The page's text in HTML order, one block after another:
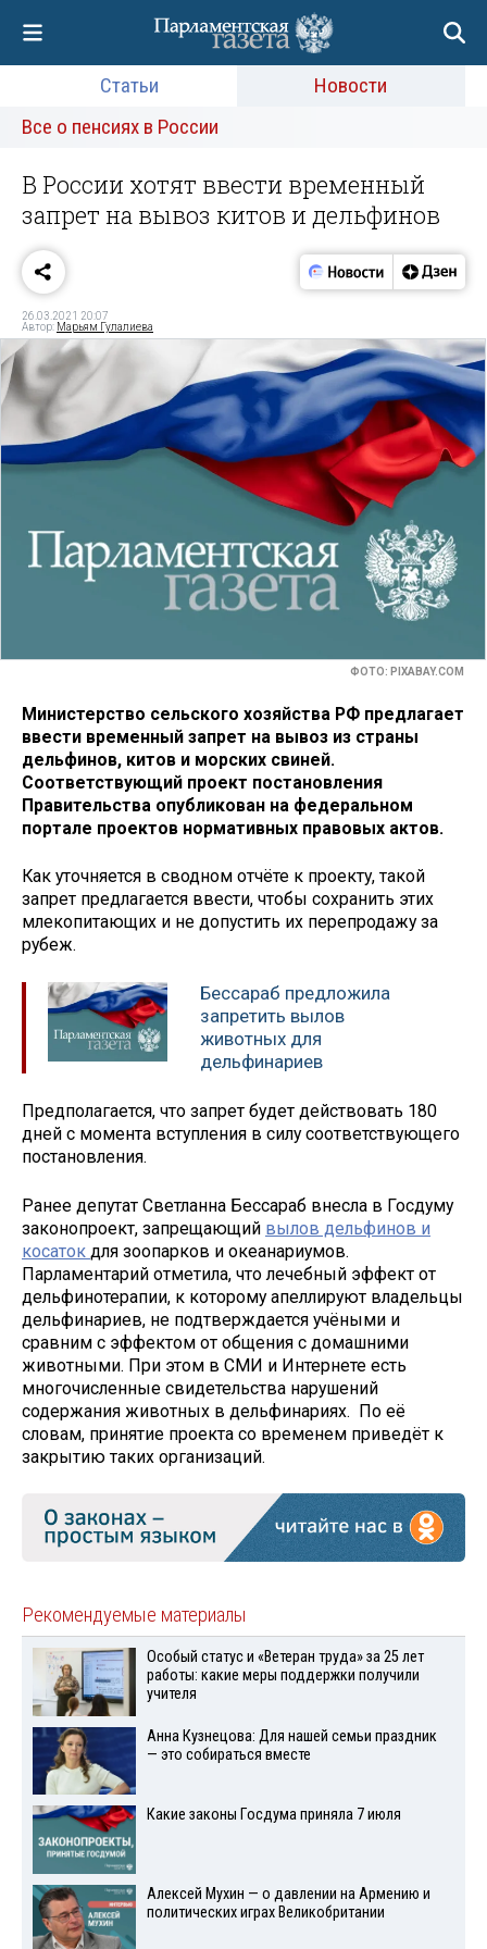
Статьи
Новости
Все о пенсиях в России
В России хотят ввести временный
запрет на вывоз китов и дельфинов
26.03.2021 20:07
Автор: Марьям Гулалиева
ФОТО: PIXABAY.COM
Министерство сельского хозяйства РФ предлагает
ввести временный запрет на вывоз из страны
дельфинов, китов и морских свиней.
Соответствующий проект постановления
Правительства опубликован на федеральном
портале проектов нормативных правовых актов.
Как уточняется в сводном отчёте к проекту, такой
запрет предлагается ввести, чтобы сохранить этих
млекопитающих и не допустить их перепродажу за
рубеж.
Бессараб предложила
запретить вылов
животных для
дельфинариев
Предполагается, что запрет будет действовать 180
дней с момента вступления в силу соответствующего
постановления.
Ранее депутат Светланна Бессараб внесла в Госдуму
законопроект, запрещающий вылов дельфинов и
косаток для зоопарков и океанариумов.
Парламентарий отметила, что лечебный эффект от
дельфинотерапии, к которому апеллируют владельцы
дельфинариев, не подтверждается учёными и
сравним с эффектом от общения с домашними
животными. При этом в СМИ и Интернете есть
многочисленные свидетельства нарушений
содержания животных в дельфинариях. По её
словам, принятие проекта со временем приведёт к
закрытию таких организаций.
Рекомендуемые материалы
Особый статус и «Ветеран труда» за 25 лет
работы: какие меры поддержки получили
учителя
Анна Кузнецова: Для нашей семьи праздник
— это собираться вместе
Какие законы Госдума приняла 7 июля
Алексей Мухин — о давлении на Армению и
политических играх Великобритании